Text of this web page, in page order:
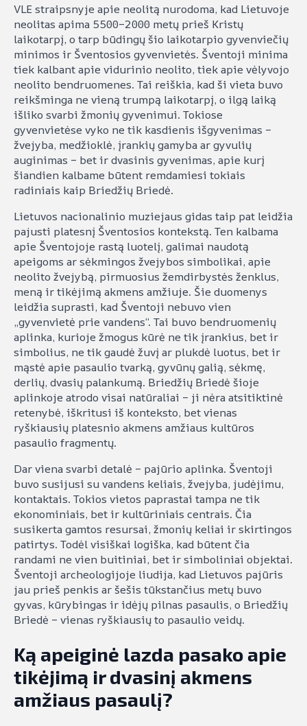
VLE straipsnyje apie neolitą nurodoma, kad Lietuvoje
neolitas apima 5500–2000 metų prieš Kristų
laikotarpį, o tarp būdingų šio laikotarpio gyvenviečių
minimos ir Šventosios gyvenvietės. Šventoji minima
tiek kalbant apie vidurinio neolito, tiek apie vėlyvojo
neolito bendruomenes. Tai reiškia, kad ši vieta buvo
reikšminga ne vieną trumpą laikotarpį, o ilgą laiką
išliko svarbi žmonių gyvenimui. Tokiose
gyvenvietėse vyko ne tik kasdienis išgyvenimas –
žvejyba, medžioklė, įrankių gamyba ar gyvulių
auginimas – bet ir dvasinis gyvenimas, apie kurį
šiandien kalbame būtent remdamiesi tokiais
radiniais kaip Briedžių Briedė.
Lietuvos nacionalinio muziejaus gidas taip pat leidžia
pajusti platesnį Šventosios kontekstą. Ten kalbama
apie Šventojoje rastą luotelį, galimai naudotą
apeigoms ar sėkmingos žvejybos simbolikai, apie
neolito žvejybą, pirmuosius žemdirbystės ženklus,
meną ir tikėjimą akmens amžiuje. Šie duomenys
leidžia suprasti, kad Šventoji nebuvo vien
„gyvenvietė prie vandens“. Tai buvo bendruomenių
aplinka, kurioje žmogus kūrė ne tik įrankius, bet ir
simbolius, ne tik gaudė žuvį ar plukdė luotus, bet ir
mąstė apie pasaulio tvarką, gyvūnų galią, sėkmę,
derlių, dvasių palankumą. Briedžių Briedė šioje
aplinkoje atrodo visai natūraliai – ji nėra atsitiktinė
retenybė, iškritusi iš konteksto, bet vienas
ryškiausių platesnio akmens amžiaus kultūros
pasaulio fragmentų.
Dar viena svarbi detalė – pajūrio aplinka. Šventoji
buvo susijusi su vandens keliais, žvejyba, judėjimu,
kontaktais. Tokios vietos paprastai tampa ne tik
ekonominiais, bet ir kultūriniais centrais. Čia
susikerta gamtos resursai, žmonių keliai ir skirtingos
patirtys. Todėl visiškai logiška, kad būtent čia
randami ne vien buitiniai, bet ir simboliniai objektai.
Šventoji archeologijoje liudija, kad Lietuvos pajūris
jau prieš penkis ar šešis tūkstančius metų buvo
gyvas, kūrybingas ir idėjų pilnas pasaulis, o Briedžių
Briedė – vienas ryškiausių to pasaulio veidų.
Ką apeiginė lazda pasako apie
tikėjimą ir dvasinį akmens
amžiaus pasaulį?